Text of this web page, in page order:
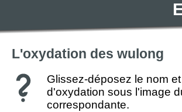
L'oxydation des wulong
Glissez-déposez le nom
d'oxydation sous l'image
correspondante.